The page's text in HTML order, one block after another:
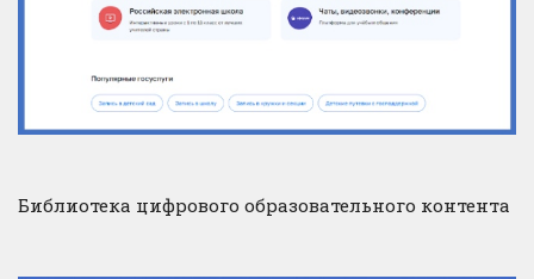
Библиотека цифрового образовательного контента